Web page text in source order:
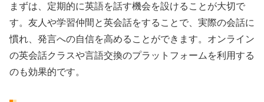
まずは、定期的に英語を話す機会を設けることが大切で
す。友人や学習仲間と英会話をすることで、実際の会話に
慣れ、発言への自信を高めることができます。オンライン
の英会話クラスや言語交換のプラットフォームを利用する
のも効果的です。